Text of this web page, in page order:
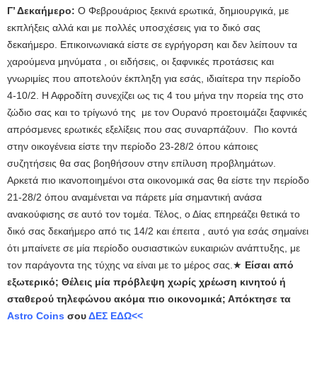
Γ’ Δεκαήμερο: Ο Φεβρουάριος ξεκινά ερωτικά, δημιουργικά, με
εκπλήξεις αλλά και με πολλές υποσχέσεις για το δικό σας
δεκαήμερο. Επικοινωνιακά είστε σε εγρήγορση και δεν λείπουν τα
χαρούμενα μηνύματα , οι ειδήσεις, οι ξαφνικές προτάσεις και
γνωριμίες που αποτελούν έκπληξη για εσάς, ιδιαίτερα την περίοδο
4-10/2. Η Αφροδίτη συνεχίζει ως τις 4 του μήνα την πορεία της στο
ζώδιο σας και το τρίγωνό της με τον Ουρανό προετοιμάζει ξαφνικές
απρόσμενες ερωτικές εξελίξεις που σας συναρπάζουν. Πιο κοντά
στην οικογένεια είστε την περίοδο 23-28/2 όπου κάποιες
συζητήσεις θα σας βοηθήσουν στην επίλυση προβλημάτων.
Αρκετά πιο ικανοποιημένοι στα οικονομικά σας θα είστε την περίοδο
21-28/2 όπου αναμένεται να πάρετε μία σημαντική ανάσα
ανακούφισης σε αυτό τον τομέα. Τέλος, ο Δίας επηρεάζει θετικά το
δικό σας δεκαήμερο από τις 14/2 και έπειτα , αυτό για εσάς σημαίνει
ότι μπαίνετε σε μία περίοδο ουσιαστικών ευκαιριών ανάπτυξης, με
τον παράγοντα της τύχης να είναι με το μέρος σας.★ Είσαι από
εξωτερικό; Θέλεις μία πρόβλεψη χωρίς χρέωση κινητού ή
σταθερού τηλεφώνου ακόμα πιο οικονομικά; Απόκτησε τα
Astro Coins σουΔΕΣ ΕΔΩ<<